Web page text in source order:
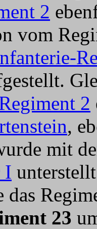
2
vom
2
,
mit
I
das
23